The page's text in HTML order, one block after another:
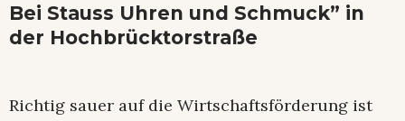
Bei Stauss Uhren und Schmuck” in
der Hochbrücktorstraße
Richtig sauer auf die Wirtschaftsförderung ist